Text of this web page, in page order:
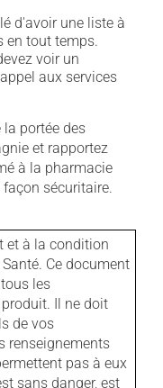
d'avoir une liste à
en tout temps.
voir un
aux services
portée des
et rapportez
à la pharmacie
sécuritaire.
et à la condition
Ce document
les
Il ne doit
de vos
renseignements
pas à eux
sans danger, est